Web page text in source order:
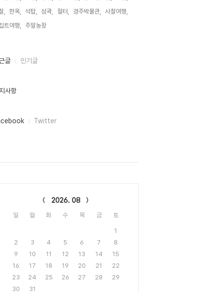
,
한옥, 석탑, 성곽, 절터, 경주박물관,
사찰여행,
트여행,
주말농장,
글 인기글
사항
Twitter
2026. 08
일 월 화 수 목 금 토
1
2
3 4 5 6 7
8
9
10 11 12 13 14
15
16
17 18 19 20 21
22
23
24 25 26 27 28
29
30
31